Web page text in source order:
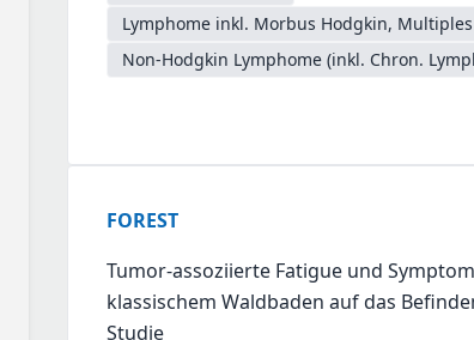
Lymphome inkl. Morbus Hodgkin,
Non-Hodgkin Lymphome (inkl. Chron.
FOREST
Tumor-assoziierte Fatigue und
klassischem Waldbaden auf das
Studie